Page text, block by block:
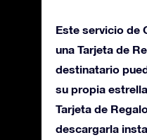
Este servicio de
una Tarjeta de
destinatario
su propia
Tarjeta de
descargarla